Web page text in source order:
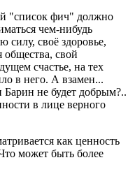
"список фич" должно
чем-нибудь
силу, своё здоровье,
общества, свой
счастье, на тех
в него. А взамен...
не будет добрым?..
в лице верного
как ценность
может быть более